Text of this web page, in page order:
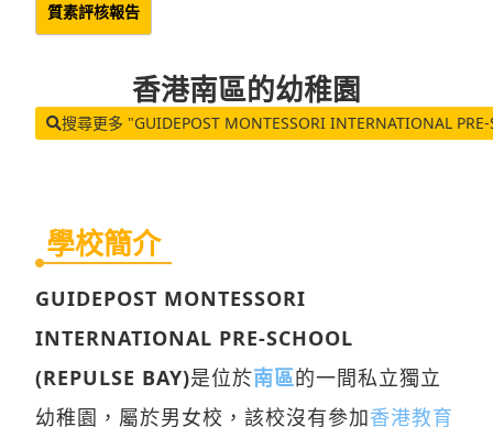
質素評核報告
香港南區的幼稚園
搜尋更多 "GUIDEPOST MONTESSORI INTERNATIONAL PRE-
學校簡介
GUIDEPOST MONTESSORI
INTERNATIONAL PRE-SCHOOL
(REPULSE BAY)是位於南區的一間私立獨立
幼稚園，屬於男女校，該校沒有參加香港教育